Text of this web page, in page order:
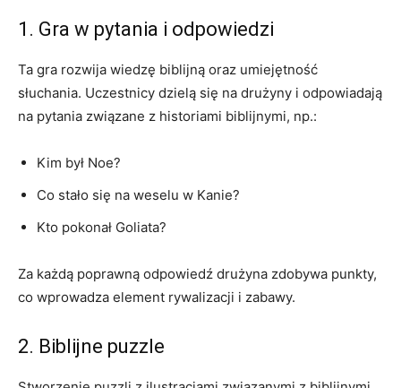
1. Gra w pytania i odpowiedzi
Ta gra rozwija wiedzę biblijną oraz umiejętność
słuchania. Uczestnicy dzielą się na drużyny i odpowiadają
na pytania związane z historiami biblijnymi, np.:
Kim był Noe?
Co stało się na weselu w Kanie?
Kto pokonał Goliata?
Za każdą poprawną odpowiedź drużyna zdobywa punkty,
co wprowadza element rywalizacji i zabawy.
2. Biblijne puzzle